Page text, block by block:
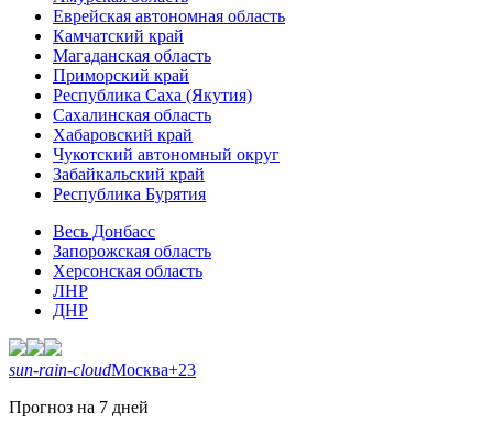
Еврейская автономная область
Камчатский край
Магаданская область
Приморский край
Республика Саха (Якутия)
Сахалинская область
Хабаровский край
Чукотский автономный округ
Забайкальский край
Республика Бурятия
Весь Донбасс
Запорожская область
Херсонская область
ЛНР
ДНР
sun-rain-cloudМосква+23
Прогноз на 7 дней